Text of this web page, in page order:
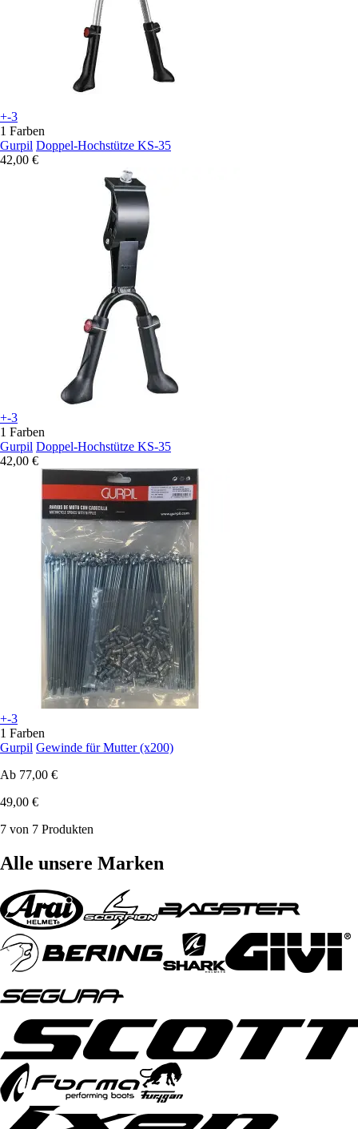
+-3
1 Farben
Gurpil Doppel-Hochstütze KS-35
42,00 €
+-3
1 Farben
Gurpil Doppel-Hochstütze KS-35
42,00 €
+-3
1 Farben
Gurpil Gewinde für Mutter (x200)
Ab 77,00 €
49,00 €
7 von 7 Produkten
Alle unsere Marken